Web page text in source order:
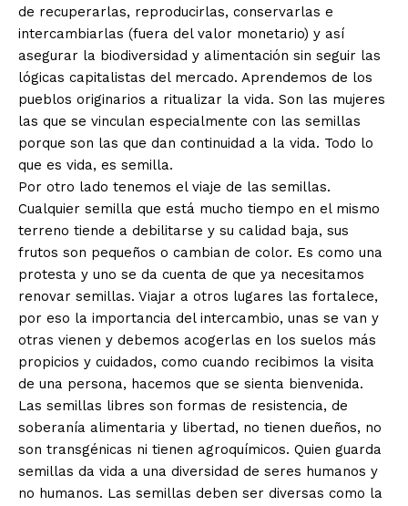
de recuperarlas, reproducirlas, conservarlas e
intercambiarlas (fuera del valor monetario) y así
asegurar la biodiversidad y alimentación sin seguir las
lógicas capitalistas del mercado. Aprendemos de los
pueblos originarios a ritualizar la vida. Son las mujeres
las que se vinculan especialmente con las semillas
porque son las que dan continuidad a la vida. Todo lo
que es vida, es semilla.
Por otro lado tenemos el viaje de las semillas.
Cualquier semilla que está mucho tiempo en el mismo
terreno tiende a debilitarse y su calidad baja, sus
frutos son pequeños o cambian de color. Es como una
protesta y uno se da cuenta de que ya necesitamos
renovar semillas. Viajar a otros lugares las fortalece,
por eso la importancia del intercambio, unas se van y
otras vienen y debemos acogerlas en los suelos más
propicios y cuidados, como cuando recibimos la visita
de una persona, hacemos que se sienta bienvenida.
Las semillas libres son formas de resistencia, de
soberanía alimentaria y libertad, no tienen dueños, no
son transgénicas ni tienen agroquímicos. Quien guarda
semillas da vida a una diversidad de seres humanos y
no humanos. Las semillas deben ser diversas como la